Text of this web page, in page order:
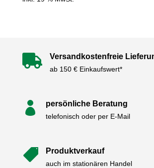
 Versandkostenfreie
ab 150 € Einkaufswert*
 persönliche Beratung
telefonisch oder per E-Mail
 Produktverkauf
auch im stationären Handel